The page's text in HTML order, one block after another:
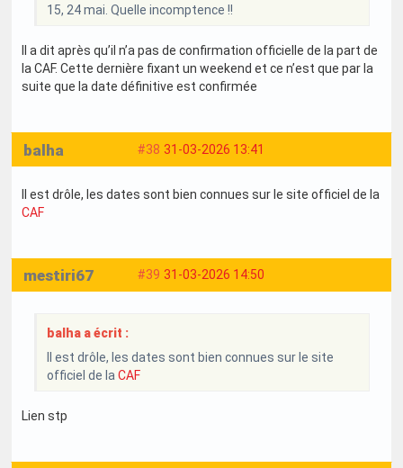
15, 24 mai. Quelle incomptence !!
Il a dit après qu’il n’a pas de confirmation officielle de la part de
la CAF. Cette dernière fixant un weekend et ce n’est que par la
suite que la date définitive est confirmée
#38 31-03-2026 13:41
balha
Il est drôle, les dates sont bien connues sur le site officiel de la
CAF
#39 31-03-2026 14:50
mestiri67
balha a écrit :
Il est drôle, les dates sont bien connues sur le site
officiel de la CAF
Lien stp